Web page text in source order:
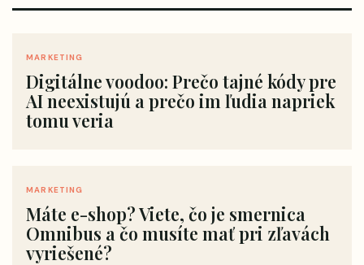
MARKETING
Digitálne voodoo: Prečo tajné kódy pre
AI neexistujú a prečo im ľudia napriek
tomu veria
MARKETING
Máte e-shop? Viete, čo je smernica
Omnibus a čo musíte mať pri zľavách
vyriešené?